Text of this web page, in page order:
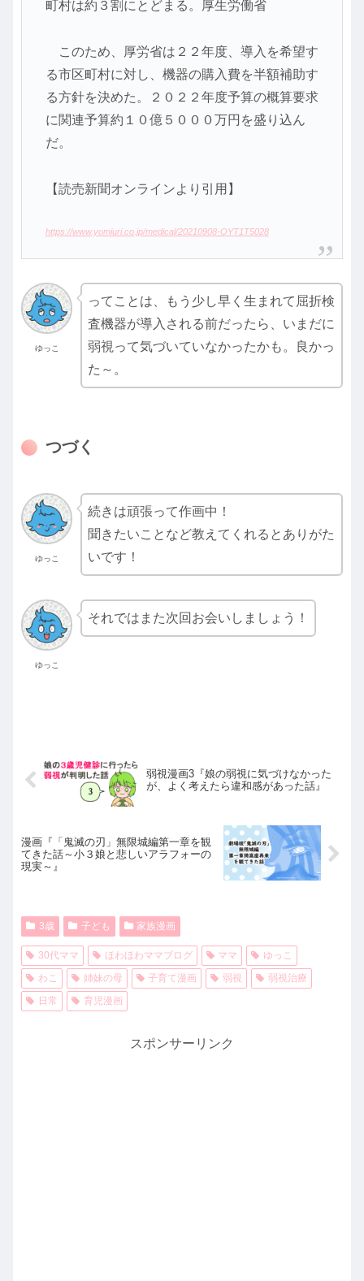
町村は約３割にとどまる。
厚生労働省
このため、厚労省は２２年度、導入を希望す
る市区町村に対し、機器の購入費を半額補助す
る方針を決めた。２０２２年度予算の概算要求
に関連予算約１０億５０００万円を盛り込ん
だ。
【読売新聞オンラインより引用】
https://www.yomiuri.co.jp/medical/20210908-OYT1T5028
ゆっこ
ってことは、もう少し早く生まれて屈折検
査機器が導入される前だったら、いまだに
弱視って気づいていなかったかも。良かっ
た～。
つづく
ゆっこ
続きは頑張って作画中！
聞きたいことなど教えてくれるとありがた
いです！
ゆっこ
それではまた次回お会いしましょう！
弱視漫画3『娘の弱視に気づけなかった
が、よく考えたら違和感があった話』
漫画『「鬼滅の刃」無限城編第一章を観
てきた話～小３娘と悲しいアラフォーの
現実～』
3歳 子ども 家族漫画
30代ママ ほわほわママブログ ママ
ゆっこ
わこ
姉妹の母 子育て漫画 弱視
弱視治療
日常
育児漫画
スポンサーリンク